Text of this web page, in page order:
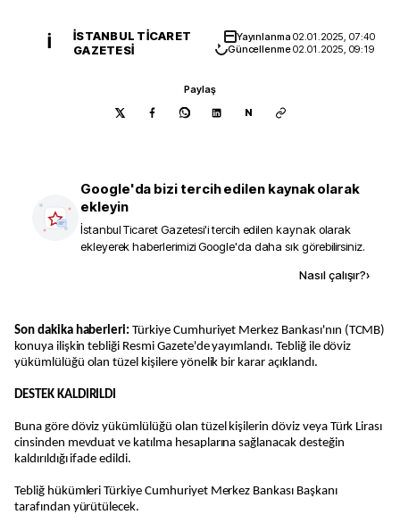
İ
İSTANBUL TICARET
GAZETESI
Yayınlanma02.01.2025, 07:40
Güncellenme02.01.2025, 09:19
Paylaş
N
Google'da bizi tercih edilen kaynak olarak
ekleyin
İstanbul Ticaret Gazetesi'i tercih edilen kaynak olarak
ekleyerek haberlerimizi Google'da daha sık görebilirsiniz.
Nasıl çalışır?›
Son dakika haberleri: Türkiye Cumhuriyet Merkez Bankası'nın (TCMB)
konuya ilişkin tebliği Resmi Gazete'de yayımlandı. Tebliğ ile döviz
yükümlülüğü olan tüzel kişilere yönelik bir karar açıklandı.
DESTEK KALDIRILDI
Buna göre döviz yükümlülüğü olan tüzel kişilerin döviz veya Türk Lirası
cinsinden mevduat ve katılma hesaplarına sağlanacak desteğin
kaldırıldığı ifade edildi.
Tebliğ hükümleri Türkiye Cumhuriyet Merkez Bankası Başkanı
tarafından yürütülecek.